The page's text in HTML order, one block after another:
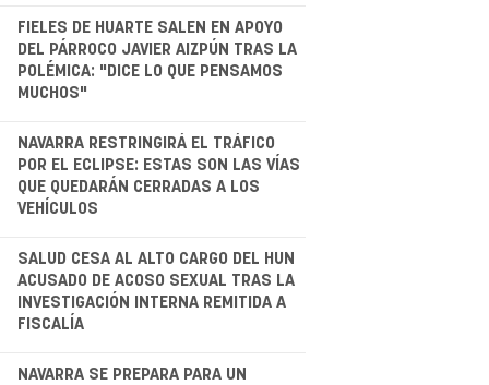
FIELES DE HUARTE SALEN EN APOYO
DEL PÁRROCO JAVIER AIZPÚN TRAS LA
POLÉMICA: "DICE LO QUE PENSAMOS
MUCHOS"
NAVARRA RESTRINGIRÁ EL TRÁFICO
POR EL ECLIPSE: ESTAS SON LAS VÍAS
QUE QUEDARÁN CERRADAS A LOS
VEHÍCULOS
SALUD CESA AL ALTO CARGO DEL HUN
ACUSADO DE ACOSO SEXUAL TRAS LA
INVESTIGACIÓN INTERNA REMITIDA A
FISCALÍA
NAVARRA SE PREPARA PARA UN